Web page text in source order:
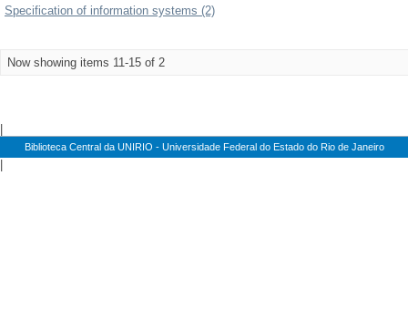
Specification of information systems (2)
Now showing items 11-15 of 2
Biblioteca Central da UNIRIO - Universidade Federal do Estado do Rio de Janeiro